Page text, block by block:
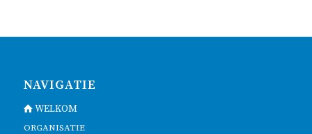
NAVIGATIE
WELKOM
ORGANISATIE